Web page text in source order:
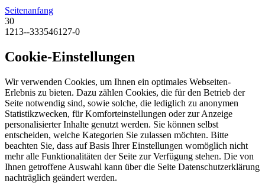
Seitenanfang
30
1213--333546127-0
Cookie-Einstellungen
Wir verwenden Cookies, um Ihnen ein optimales Webseiten-
Erlebnis zu bieten. Dazu zählen Cookies, die für den Betrieb der
Seite notwendig sind, sowie solche, die lediglich zu anonymen
Statistikzwecken, für Komforteinstellungen oder zur Anzeige
personalisierter Inhalte genutzt werden. Sie können selbst
entscheiden, welche Kategorien Sie zulassen möchten. Bitte
beachten Sie, dass auf Basis Ihrer Einstellungen womöglich nicht
mehr alle Funktionalitäten der Seite zur Verfügung stehen. Die von
Ihnen getroffene Auswahl kann über die Seite Datenschutzerklärung
nachträglich geändert werden.